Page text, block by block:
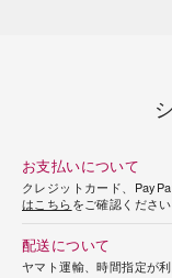
お支払いについて
クレジットカード、
はこちらをご確認ください
配送について
ヤマト運輸、時間指定が